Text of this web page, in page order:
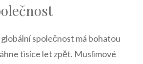
společnost má bohatou
tisíce let zpět. ​Muslimové